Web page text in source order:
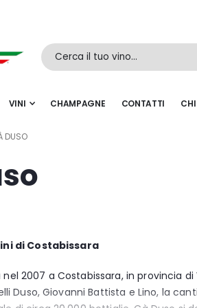
VINI CHAMPAGNE CONTATTI
DUSO
di Costabissara
2007 a Costabissara, in provincia
Duso, Giovanni Battista e Lino, la